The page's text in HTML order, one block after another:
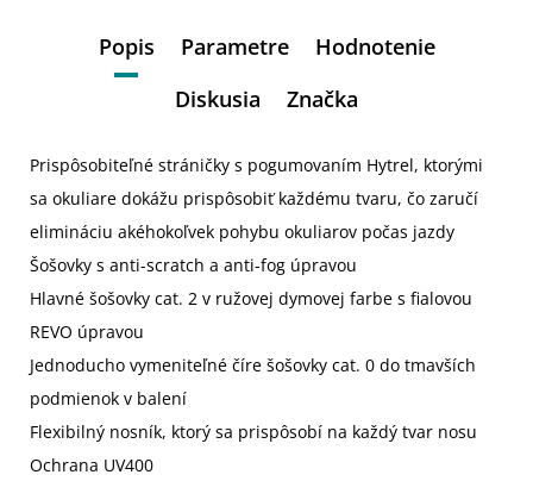
Popis Parametre
Hodnotenie
Diskusia
Značka
Prispôsobiteľné stráničky s pogumovaním Hytrel, ktorými
sa okuliare dokážu prispôsobiť každému tvaru, čo zaručí
elimináciu akéhokoľvek pohybu okuliarov počas jazdy
Šošovky s anti-scratch a anti-fog úpravou
Hlavné šošovky cat. 2 v ružovej dymovej farbe s fialovou
REVO úpravou
Jednoducho vymeniteľné číre šošovky cat. 0 do tmavších
podmienok v balení
Flexibilný nosník, ktorý sa prispôsobí na každý tvar nosu
Ochrana UV400